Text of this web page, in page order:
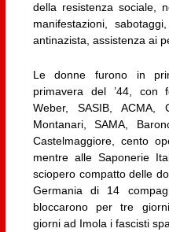
della resistenza sociale,
manifestazioni,
antinazista, assistenza ai
Le donne furono in
primavera del ’44, con
Weber, SASIB, ACMA,
Montanari, SAMA,
Castelmaggiore, cento
mentre alle Saponerie
sciopero compatto delle
Germania di 14
bloccarono per tre
giorni ad Imola i fascisti